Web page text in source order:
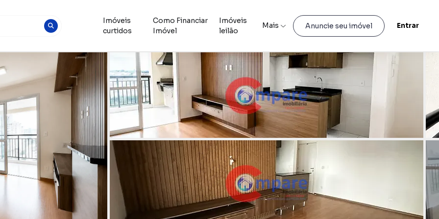
Imóveis
curtidos
Como Financiar
Imóvel
Imóveis
leilão
Mais Anuncie seu imóvel Entrar